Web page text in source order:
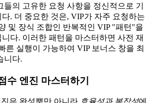
들의 고유한 요청 사항을 정신적으로 기
. 더 중요한 것은, VIP가 자주 요청하는
및 장식 조합인 반복적인 VIP "패턴"을
다. 이러한 패턴을 마스터하면 사전 재
른 실행이 가능하여 VIP 보너스 창을 최
니다.
수 엔진 마스터하기